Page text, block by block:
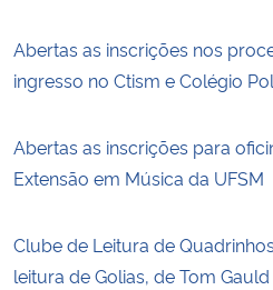
Abertas as inscrições nos
ingresso no Ctism e Colégio
Abertas as inscrições para
Extensão em Música da UFSM
Clube de Leitura de
leitura de Golias, de Tom Gauld